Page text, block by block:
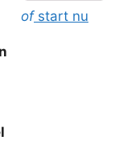
ofstart nu